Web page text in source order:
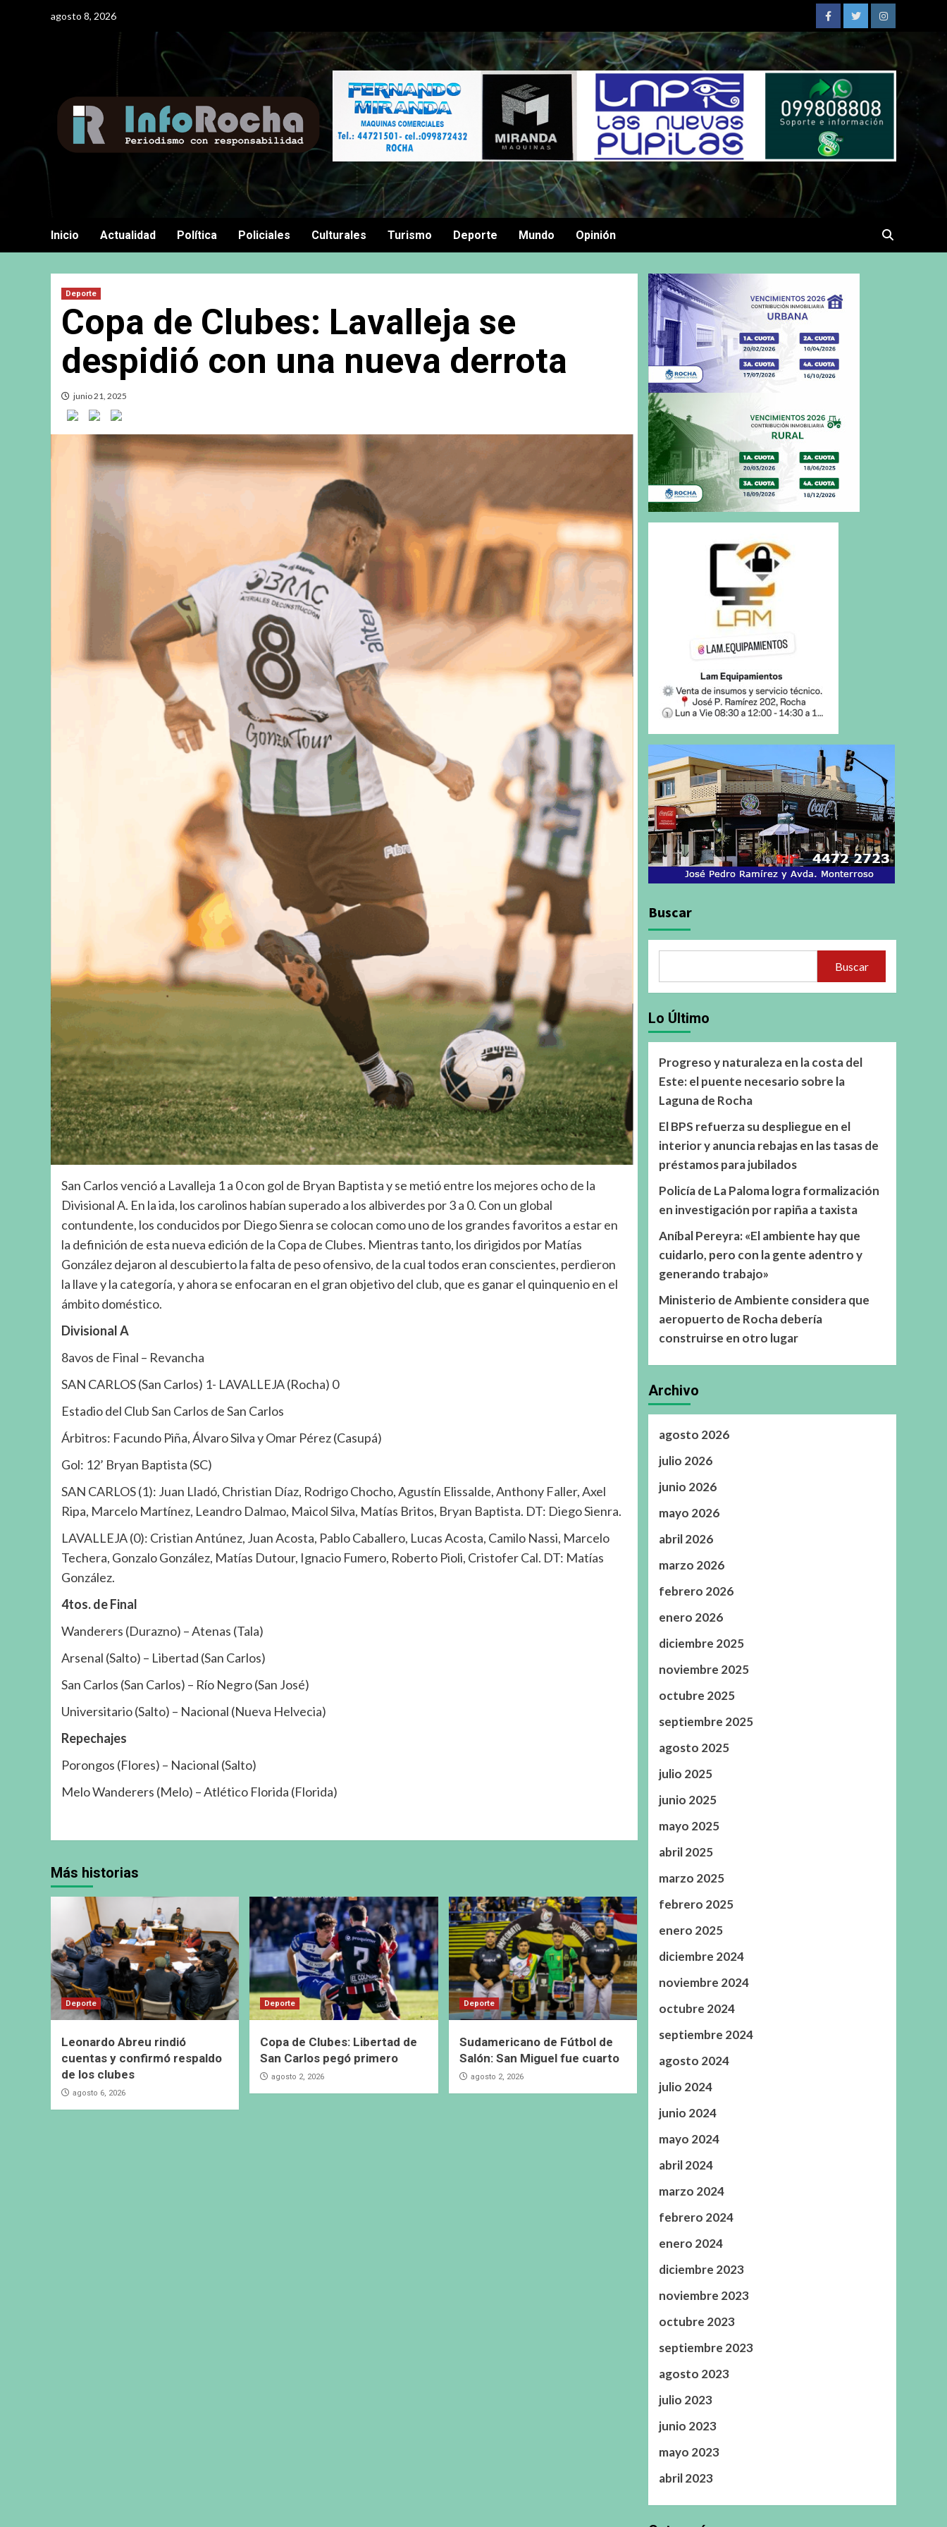
agosto 8, 2026
FacebookTwitterInstagram
Inicio Actualidad Política Policiales Culturales Turismo Deporte Mundo Opinión
Deporte
Copa de Clubes: Lavalleja se
despidió con una nueva derrota
junio 21, 2025
San Carlos venció a Lavalleja 1 a 0 con gol de Bryan Baptista y se metió entre los mejores ocho de la
Divisional A. En la ida, los carolinos habían superado a los albiverdes por 3 a 0. Con un global
contundente, los conducidos por Diego Sienra se colocan como uno de los grandes favoritos a estar en
la definición de esta nueva edición de la Copa de Clubes. Mientras tanto, los dirigidos por Matías
González dejaron al descubierto la falta de peso ofensivo, de la cual todos eran conscientes, perdieron
la llave y la categoría, y ahora se enfocaran en el gran objetivo del club, que es ganar el quinquenio en el
ámbito doméstico.
Divisional A
8avos de Final – Revancha
SAN CARLOS (San Carlos) 1- LAVALLEJA (Rocha) 0
Estadio del Club San Carlos de San Carlos
Árbitros: Facundo Piña, Álvaro Silva y Omar Pérez (Casupá)
Gol: 12’ Bryan Baptista (SC)
SAN CARLOS (1): Juan Lladó, Christian Díaz, Rodrigo Chocho, Agustín Elissalde, Anthony Faller, Axel
Ripa, Marcelo Martínez, Leandro Dalmao, Maicol Silva, Matías Britos, Bryan Baptista. DT: Diego Sienra.
LAVALLEJA (0): Cristian Antúnez, Juan Acosta, Pablo Caballero, Lucas Acosta, Camilo Nassi, Marcelo
Techera, Gonzalo González, Matías Dutour, Ignacio Fumero, Roberto Pioli, Cristofer Cal. DT: Matías
González.
4tos. de Final
Wanderers (Durazno) – Atenas (Tala)
Arsenal (Salto) – Libertad (San Carlos)
San Carlos (San Carlos) – Río Negro (San José)
Universitario (Salto) – Nacional (Nueva Helvecia)
Repechajes
Porongos (Flores) – Nacional (Salto)
Melo Wanderers (Melo) – Atlético Florida (Florida)
Más historias
Deporte
Leonardo Abreu rindió
cuentas y confirmó respaldo
de los clubes
agosto 6, 2026
Deporte
Copa de Clubes: Libertad de
San Carlos pegó primero
agosto 2, 2026
Deporte
Sudamericano de Fútbol de
Salón: San Miguel fue cuarto
agosto 2, 2026
Buscar
Buscar
Lo Último
Progreso y naturaleza en la costa del
Este: el puente necesario sobre la
Laguna de Rocha
El BPS refuerza su despliegue en el
interior y anuncia rebajas en las tasas de
préstamos para jubilados
Policía de La Paloma logra formalización
en investigación por rapiña a taxista
Aníbal Pereyra: «El ambiente hay que
cuidarlo, pero con la gente adentro y
generando trabajo»
Ministerio de Ambiente considera que
aeropuerto de Rocha debería
construirse en otro lugar
Archivo
agosto 2026
julio 2026
junio 2026
mayo 2026
abril 2026
marzo 2026
febrero 2026
enero 2026
diciembre 2025
noviembre 2025
octubre 2025
septiembre 2025
agosto 2025
julio 2025
junio 2025
mayo 2025
abril 2025
marzo 2025
febrero 2025
enero 2025
diciembre 2024
noviembre 2024
octubre 2024
septiembre 2024
agosto 2024
julio 2024
junio 2024
mayo 2024
abril 2024
marzo 2024
febrero 2024
enero 2024
diciembre 2023
noviembre 2023
octubre 2023
septiembre 2023
agosto 2023
julio 2023
junio 2023
mayo 2023
abril 2023